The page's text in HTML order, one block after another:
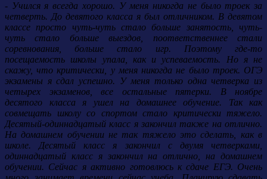
- Учился я всегда хорошо. У меня никогда не было троек за
четверть. До девятого класса я был отличником. В девятом
классе просто чуть-чуть стало больше занятость, чуть-
чуть стало больше выездов, поответственнее стали
соревнования, больше стало игр. Поэтому где-то
посещаемость школы упала, как и успеваемость. Но я не
скажу, что критически, у меня никогда не было троек. ОГЭ
экзамены я сдал успешно. У меня только одна четверка из
четырех экзаменов, все остальные пятерки. В ноябре
десятого класса я ушел на домашнее обучение. Так как
совмещать школу со спортом стало критически тяжело.
Десятый-одиннадцатый класс я закончил также на отлично.
На домашнем обучении не так тяжело это сделать, как в
школе. Десятый класс я закончил с двумя четверками,
одиннадцатый класс я закончил на отлично, на домашнем
обучении. Сейчас я активно готовлюсь к сдаче ЕГЭ. Очень